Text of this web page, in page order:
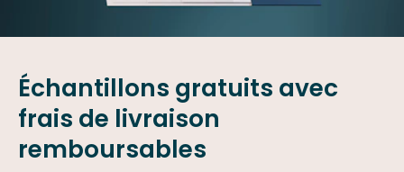
Échantillons gratuits avec
frais de livraison
remboursables